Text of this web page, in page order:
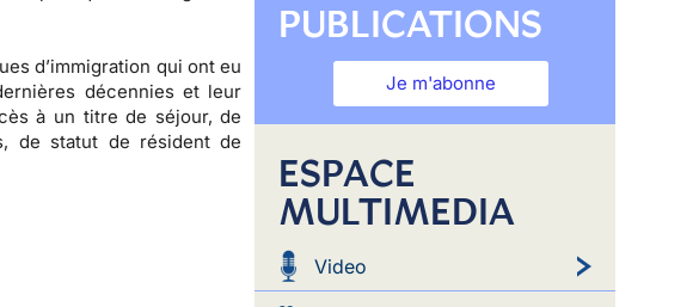
d’immigration qui ont eu
décennies et leur
à un titre de séjour, de
de statut de résident de
PUBLICATIONS
Je m'abonne
ESPACE
MULTIMEDIA
Video